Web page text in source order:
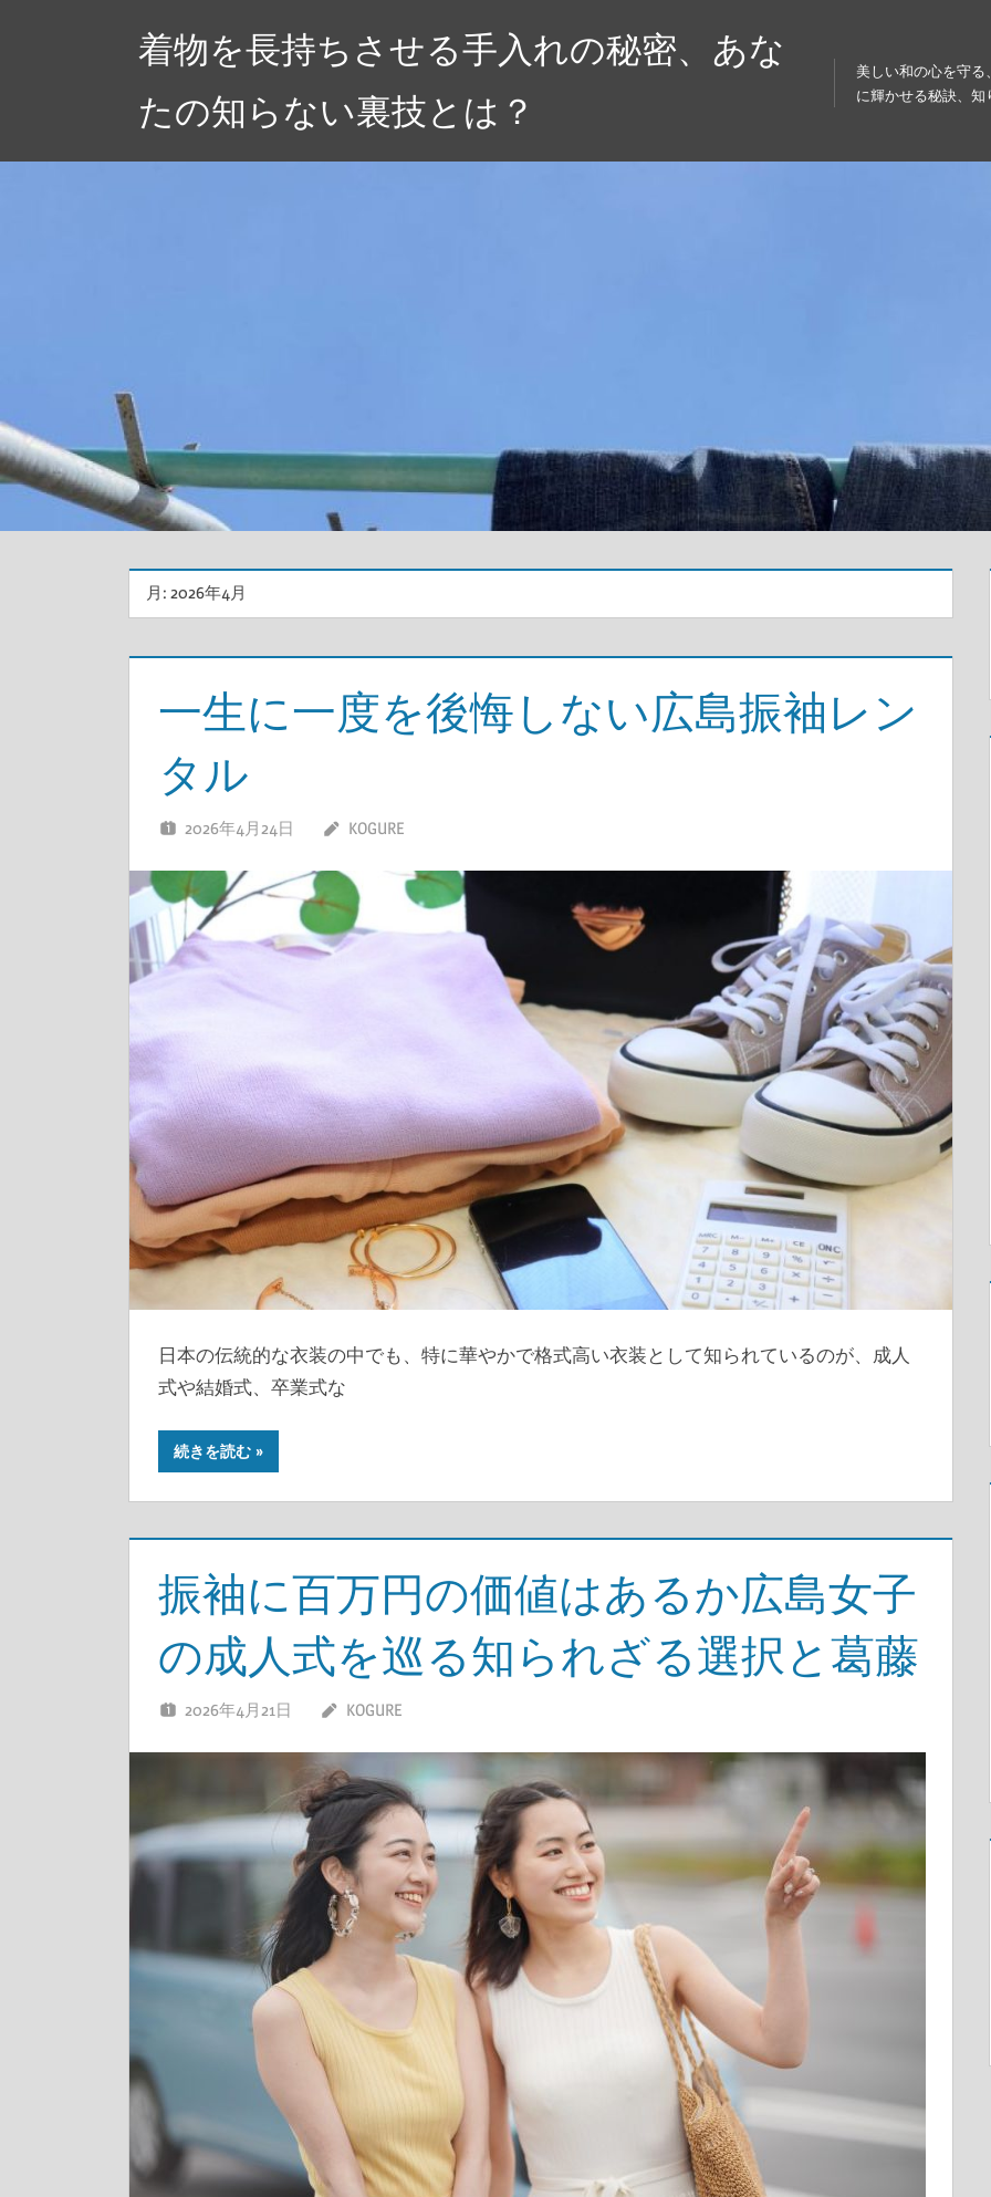
着物を長持ちさせる手入れの秘密、あな
たの知らない裏技とは？
美しい和の心を守
に輝かせる秘訣、知
月: 2026年4月
一生に一度を後悔しない広島振袖レン
タル
2026年4月24日 KOGURE
日本の伝統的な衣装の中でも、特に華やかで格式高い衣装として知られているのが、成人
式や結婚式、卒業式な
続きを読む
振袖に百万円の価値はあるか広島女子
の成人式を巡る知られざる選択と葛藤
2026年4月21日 KOGURE